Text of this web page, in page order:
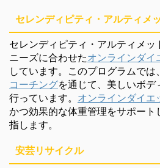
セレンディピティ・アルティメ
セレンディピティ・アルティメ
ニーズに合わせたオンラインダイ
しています。このプログラムでは、
コーチングを通じて、美しいボ
行っています。 オンラインダイエ
かつ効果的な体重管理をサポート
指します。
安芸リサイクル